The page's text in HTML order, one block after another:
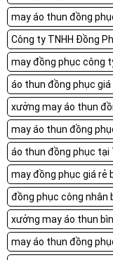
may áo thun đồng
Công ty TNHH Đồng
may đồng phục công
áo thun đồng phục
xưởng may áo thun
may áo thun đồng
áo thun đồng phục tại
may đồng phục giá rẻ
đồng phục công nhân
xưởng may áo thun
may áo thun đồng